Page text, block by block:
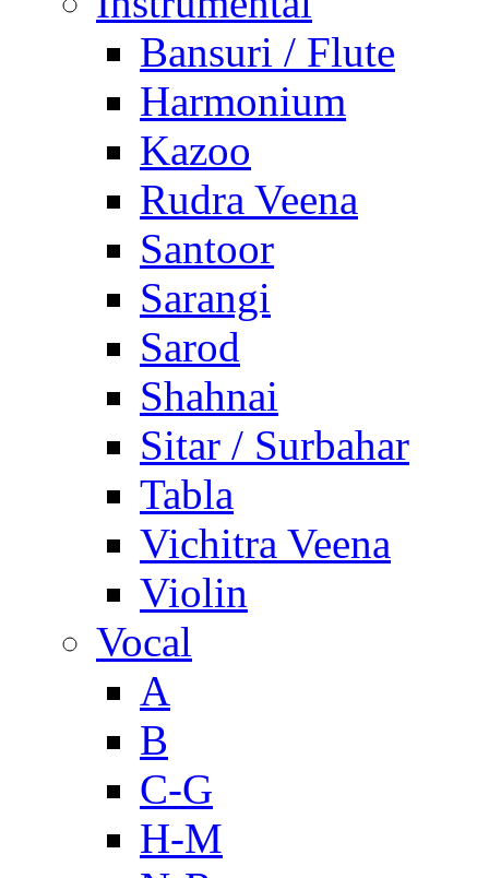
Bansuri / Flute
Harmonium
Kazoo
Rudra Veena
Santoor
Sarangi
Sarod
Shahnai
Sitar / Surbahar
Tabla
Vichitra Veena
Violin
Vocal
A
B
C-G
H-M